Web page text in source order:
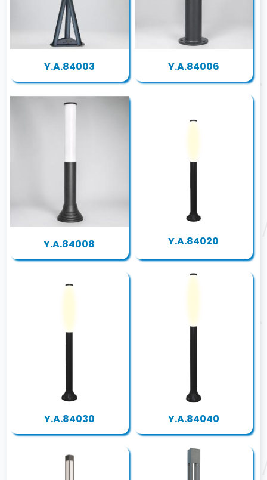
Y.A.84003 Y.A.84006
Y.A.84008 Y.A.84020
Y.A.84030 Y.A.84040